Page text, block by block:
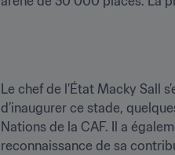
Le chef de l’État Macky Sall
d’inaugurer ce stade,
Nations de la CAF. Il a
reconnaissance de sa